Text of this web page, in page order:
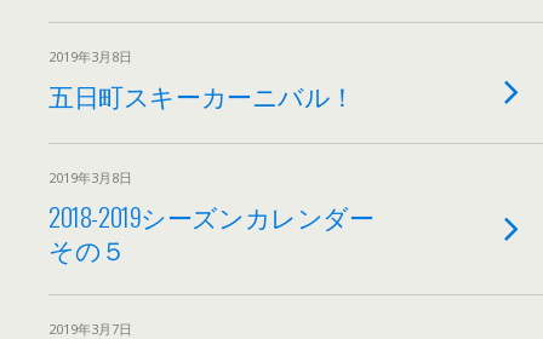
2019年3月8日
五日町スキーカーニバル！
2019年3月8日
2018-2019シーズンカレンダー
その５
2019年3月7日